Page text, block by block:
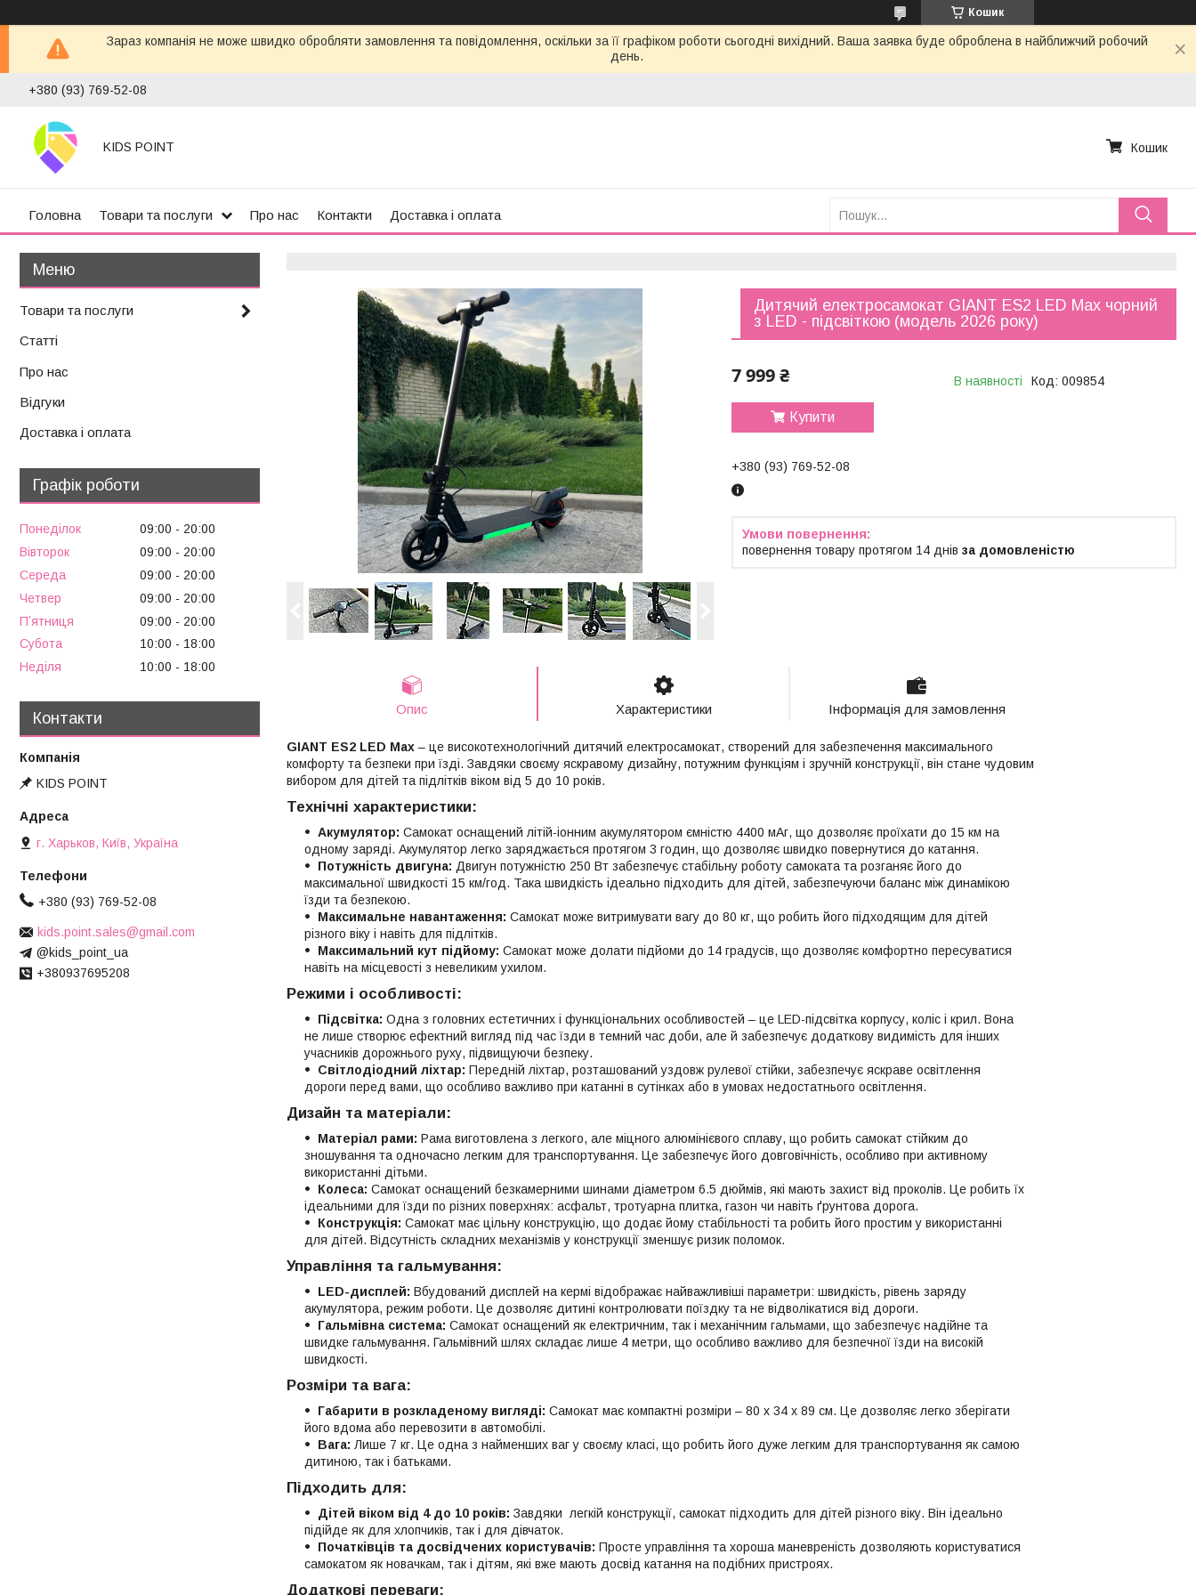
Кошик
Зараз компанія не може швидко обробляти замовлення та повідомлення, оскільки за її графіком роботи сьогодні вихідний. Ваша заявка буде оброблена в найближчий робочий
день.
+380 (93) 769-52-08
KIDS POINT Кошик
Головна Товари та послуги Про нас Контакти Доставка і оплата
Дитячий електросамокат GIANT ES2 LED Max чорний
з LED - підсвіткою (модель 2026 року)
7 999 ₴ В наявності Код: 009854
Купити
+380 (93) 769-52-08
повернення товару протягом 14 днів за домовленістю
Опис Характеристики Інформація для замовлення
GIANT ES2 LED Max – це високотехнологічний дитячий електросамокат, створений для забезпечення максимального
комфорту та безпеки при їзді. Завдяки своєму яскравому дизайну, потужним функціям і зручній конструкції, він стане чудовим
вибором для дітей та підлітків віком від 5 до 10 років.
Технічні характеристики:
Акумулятор: Самокат оснащений літій-іонним акумулятором ємністю 4400 мАг, що дозволяє проїхати до 15 км на
одному заряді. Акумулятор легко заряджається протягом 3 годин, що дозволяє швидко повернутися до катання.
Потужність двигуна: Двигун потужністю 250 Вт забезпечує стабільну роботу самоката та розганяє його до
максимальної швидкості 15 км/год. Така швидкість ідеально підходить для дітей, забезпечуючи баланс між динамікою
їзди та безпекою.
Максимальне навантаження: Самокат може витримувати вагу до 80 кг, що робить його підходящим для дітей
різного віку і навіть для підлітків.
Максимальний кут підйому: Самокат може долати підйоми до 14 градусів, що дозволяє комфортно пересуватися
навіть на місцевості з невеликим ухилом.
Режими і особливості:
Підсвітка: Одна з головних естетичних і функціональних особливостей – це LED-підсвітка корпусу, коліс і крил. Вона
не лише створює ефектний вигляд під час їзди в темний час доби, але й забезпечує додаткову видимість для інших
учасників дорожнього руху, підвищуючи безпеку.
Світлодіодний ліхтар: Передній ліхтар, розташований уздовж рулевої стійки, забезпечує яскраве освітлення
дороги перед вами, що особливо важливо при катанні в сутінках або в умовах недостатнього освітлення.
Дизайн та матеріали:
Матеріал рами: Рама виготовлена з легкого, але міцного алюмінієвого сплаву, що робить самокат стійким до
зношування та одночасно легким для транспортування. Це забезпечує його довговічність, особливо при активному
використанні дітьми.
Колеса: Самокат оснащений безкамерними шинами діаметром 6.5 дюймів, які мають захист від проколів. Це робить їх
ідеальними для їзди по різних поверхнях: асфальт, тротуарна плитка, газон чи навіть ґрунтова дорога.
Конструкція: Самокат має цільну конструкцію, що додає йому стабільності та робить його простим у використанні
для дітей. Відсутність складних механізмів у конструкції зменшує ризик поломок.
Управління та гальмування:
LED-дисплей: Вбудований дисплей на кермі відображає найважливіші параметри: швидкість, рівень заряду
акумулятора, режим роботи. Це дозволяє дитині контролювати поїздку та не відволікатися від дороги.
Гальмівна система: Самокат оснащений як електричним, так і механічним гальмами, що забезпечує надійне та
швидке гальмування. Гальмівний шлях складає лише 4 метри, що особливо важливо для безпечної їзди на високій
швидкості.
Розміри та вага:
Габарити в розкладеному вигляді: Самокат має компактні розміри – 80 х 34 х 89 см. Це дозволяє легко зберігати
його вдома або перевозити в автомобілі.
Вага: Лише 7 кг. Це одна з найменших ваг у своєму класі, що робить його дуже легким для транспортування як самою
дитиною, так і батьками.
Підходить для:
Дітей віком від 4 до 10 років: Завдяки легкій конструкції, самокат підходить для дітей різного віку. Він ідеально
підійде як для хлопчиків, так і для дівчаток.
Початківців та досвідчених користувачів: Просте управління та хороша маневреність дозволяють користуватися
самокатом як новачкам, так і дітям, які вже мають досвід катання на подібних пристроях.
Додаткові переваги:
Товари та послуги
Статті
Про нас
Відгуки
Доставка і оплата
Графік роботи
Понеділок 09:00
20:00
Вівторок
09:00
20:00
Середа
09:00
20:00
Четвер
09:00
20:00
Пʼятниця
09:00
20:00
Субота
10:00
18:00
Неділя
10:00 18:00
Контакти
KIDS POINT
г. Харьков, Київ, Україна
+380 (93) 769-52-08
kids.point.sales@gmail.com
@kids_point_ua
+380937695208